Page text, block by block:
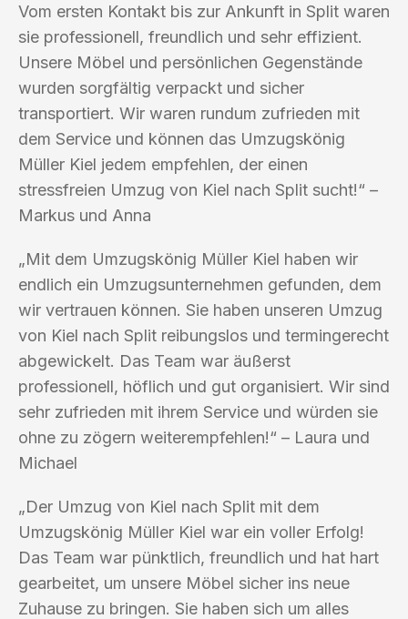
Vom ersten Kontakt bis zur Ankunft in Split waren
sie professionell, freundlich und sehr effizient.
Unsere Möbel und persönlichen Gegenstände
wurden sorgfältig verpackt und sicher
transportiert. Wir waren rundum zufrieden mit
dem Service und können das Umzugskönig
Müller Kiel jedem empfehlen, der einen
stressfreien Umzug von Kiel nach Split sucht!“ –
Markus und Anna
„Mit dem Umzugskönig Müller Kiel haben wir
endlich ein Umzugsunternehmen gefunden, dem
wir vertrauen können. Sie haben unseren Umzug
von Kiel nach Split reibungslos und termingerecht
abgewickelt. Das Team war äußerst
professionell, höflich und gut organisiert. Wir sind
sehr zufrieden mit ihrem Service und würden sie
ohne zu zögern weiterempfehlen!“ – Laura und
Michael
„Der Umzug von Kiel nach Split mit dem
Umzugskönig Müller Kiel war ein voller Erfolg!
Das Team war pünktlich, freundlich und hat hart
gearbeitet, um unsere Möbel sicher ins neue
Zuhause zu bringen. Sie haben sich um alles